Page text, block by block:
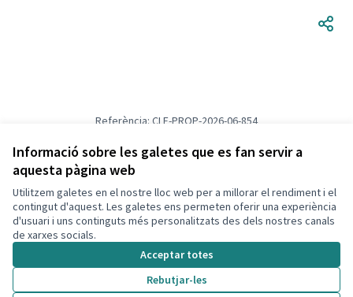
Informació sobre les galetes que es fan servir a
aquesta pàgina web
Utilitzem galetes en el nostre lloc web per a millorar el rendiment i el
contingut d'aquest. Les galetes ens permeten oferir una experiència
d'usuari i uns continguts més personalitzats des dels nostres canals
de xarxes socials.
Acceptar totes
Rebutjar-les
Referència: CLF-PROP-2026-06-854
Verifica l'empremta digital
Termes i condicions d'ús
Configuració de les galetes
Decidim Calafell a X
(Enllaç extern)
Decidim Calafell a Facebook
Decidim Calafell a YouTube
Decidim Calafell a GitHub
(Enllaç extern)